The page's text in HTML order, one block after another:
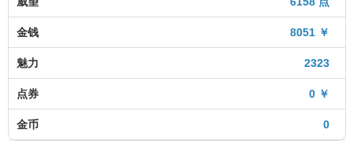
8051 ￥
金钱
2323
魅力
0 ￥
点券
0
金币